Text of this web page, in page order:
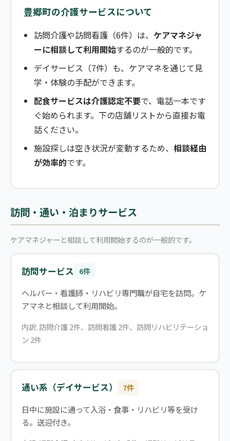
豊郷町の介護サービスについて
訪問介護や訪問看護（6件）は、 ケアマネジャ
ーに相談して利用開始するのが一般的です。
デイサービス（7件）も、ケアマネを通じて見
学・体験の手配ができます。
配食サービスは介護認定不要で、電話一本です
ぐ始められます。下の店舗リストから直接お電
話ください。
施設探しは空き状況が変動するため、 相談経由
が効率的です。
訪問・通い・泊まりサービス
ケアマネジャーと相談して利用開始するのが一般的です。
訪問サービス 6件
ヘルパー・看護師・リハビリ専門職が自宅を訪問。ケ
アマネと相談して利用開始。
内訳: 訪問介護 2件、訪問看護 2件、訪問リハビリテーショ
ン 2件
通い系（デイサービス） 7件
日中に施設に通って入浴・食事・リハビリ等を受け
る。送迎付き。